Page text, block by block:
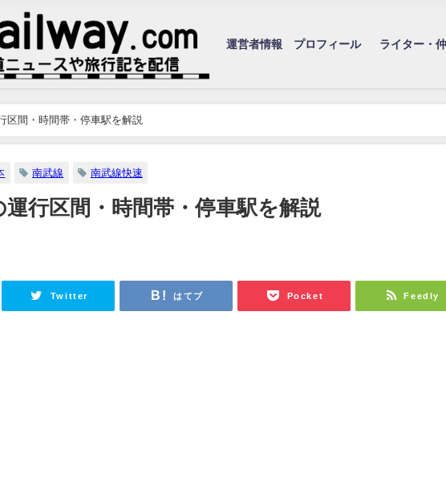
運営者情報 プロフィール ライター・
区間・時間帯・停車駅を解説
南武線 南武線快速
運行区間・時間帯・停車駅を解説
Twitter はてブ Pocket Feedly